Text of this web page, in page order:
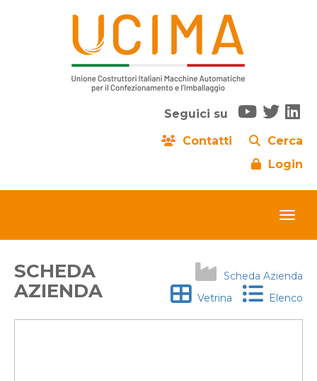
Seguici su
Contatti
Cerca
Login
SCHEDA
AZIENDA
Scheda Azienda
Vetrina
Elenco